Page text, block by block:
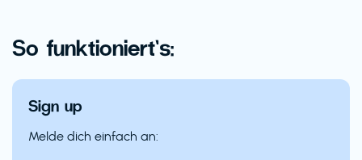
So funktioniert’s:
Sign up
Melde dich einfach an: